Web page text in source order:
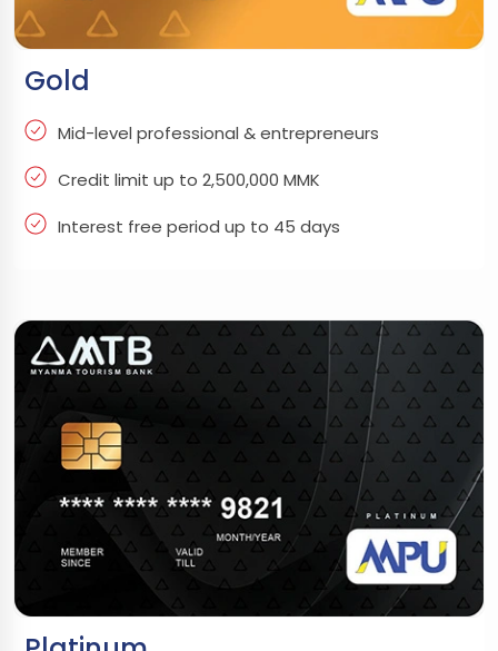
Gold
Mid-level professional & entrepreneurs
Credit limit up to 2,500,000 MMK
Interest free period up to 45 days